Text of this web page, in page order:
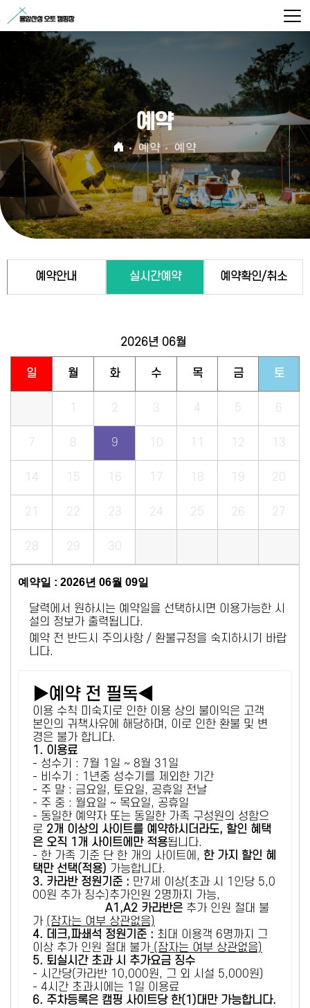
예약
예약 예약
예약안내 실시간예약 예약확인/취소
2026년 06월
일 월 화 수 목 금 토
1 2 3 4 5 6
7 8 9 10 11 12 13
14 15 16 17 18 19 20
21 22 23 24 25 26 27
28 29 30
예약일 : 2026년 06월 09일
달력에서 원하시는 예약일을 선택하시면 이용가능한 시
설의 정보가 출력됩니다.
예약 전 반드시 주의사항 / 환불규정을 숙지하시기 바랍
니다.
▶예약 전 필독◀
이용 수칙 미숙지로 인한 이용 상의 불이익은 고객
본인의 귀책사유에 해당하며, 이로 인한 환불 및 변
경은 불가 합니다.
1. 이용료
- 성수기 : 7월 1일 ~ 8월 31일
- 비수기 : 1년중 성수기를 제외한 기간
- 주 말 : 금요일, 토요일, 공휴일 전날
- 주 중 : 월요일 ~ 목요일, 공휴일
- 동일한 예약자 또는 동일한 가족 구성원의 성함으
로 2개 이상의 사이트를 예약하시더라도, 할인 혜택
은 오직 1개 사이트에만 적용됩니다.
- 한 가족 기준 단 한 개의 사이트에, 한 가지 할인 혜
택만 선택(적용) 가능합니다.
3. 카라반 정원기준 : 만7세 이상(초과 시 1인당 5,0
00원 추가 징수)추가인원 2명까지 가능,
A1,A2 카라반은 추가 인원 절대 불
가 (잠자는 여부 상관없음)
4. 데크,파쇄석 정원기준 : ​최대 이용객 6명까지 그
이상 추가 인원 절대 불가 (잠자는 여부 상관없음)
5. 퇴실시간 초과 시 추가요금 징수
- 시간당(카라반 10,000원, 그 외 시설 5,000원)
- 4시간 초과시에는 1일 이용료
6. 주차등록은 캠핑 사이트당 한(1)대만 가능합니다.